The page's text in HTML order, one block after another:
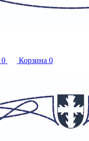
0 Корзина 0